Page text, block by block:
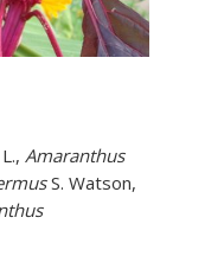
Amaranthus
S. Watson,